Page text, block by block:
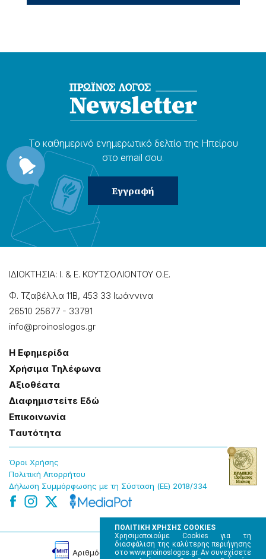
ΠΟΛΙΤΙΚΗ ΧΡΗΣΗΣ COOKIES
Χρησιμοποιούμε Cookies για τη
διασφάλιση της καλύτερης περιήγησης
στο www.proinoslogos.gr. Αν συνεχίσετε
Το καθημερɩνό ενημερωτɩκό δελτίο της Ηπείρου
στο email σου.
ΙΔΙΟΚΤΗΣΙΑ: Ι. & Ε. ΚΟΥΤΣΟΛΙΟΝΤΟΥ Ο.Ε.
Φ. Τζαβέλλα 11Β, 453 33 Ιωάννɩνα
26510 25677 - 33791
info@proinoslogos.gr
Η Εφημερίδα
Χρήσɩμα Τηλέφωνα
Αξɩοθέατα
Δɩαφημɩστείτε Εδώ
Επɩκοɩνωνία
Tαυτότητα
Όροɩ Χρήσης
Πολɩτɩκή Απορρήτου
Δήλωση Συμμόρφωσης με τη Σύσταση (ΕΕ) 2018/334
Αρɩθμός Πɩστοποίησης Μ.Η.Τ. 220242